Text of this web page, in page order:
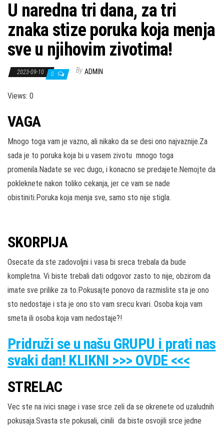
U naredna tri dana, za tri
znaka stize poruka koja menja
sve u njihovim zivotima!
2023-09-10 0 By ADMIN
Views: 0
VAGA
Mnogo toga vam je vazno, ali nikako da se desi ono najvaznije.Za
sada je to poruka koja bi u vasem zivotu mnogo toga
promenila.Nadate se vec dugo, i konacno se predajete.Nemojte da
pokleknete nakon toliko cekanja, jer ce vam se nade
obistiniti.Poruka koja menja sve, samo sto nije stigla.
SKORPIJA
Osecate da ste zadovoljni i vasa bi sreca trebala da bude
kompletna. Vi biste trebali dati odgovor zasto to nije, obzirom da
imate sve prilike za to.Pokusajte ponovo da razmislite sta je ono
sto nedostaje i sta je ono sto vam srecu kvari. Osoba koja vam
smeta ili osoba koja vam nedostaje?!
Pridruži se u našu GRUPU i prati nas
svaki dan! KLIKNI >>> OVDE <<<
STRELAC
Vec ste na ivici snage i vase srce zeli da se okrenete od uzaludnih
pokusaja.Svasta ste pokusali, cinili da biste osvojili srce jedne